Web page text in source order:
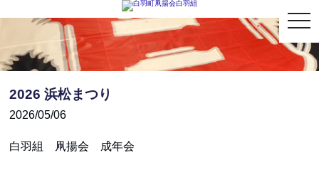
2026 浜松まつり
2026/05/06
白羽組 凧揚会 成年会